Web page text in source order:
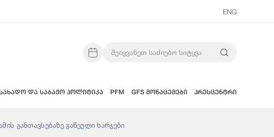
ENG
და საბაჟო პოლიტიკა PFM GFS მონაცემები პრესცენტრი
განთავსებაზე გაწეული ხარჯები